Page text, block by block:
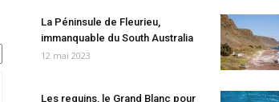
La Péninsule de Fleurieu,
immanquable du South Australia
12 mai 2023
Les requins, le Grand Blanc pour